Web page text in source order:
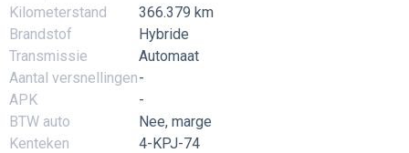
Kilometerstand
366.379 km
Brandstof
Hybride
Transmissie
Automaat
Aantal versnellingen-
APK
-
BTW auto
Nee, marge
Kenteken
4-KPJ-74